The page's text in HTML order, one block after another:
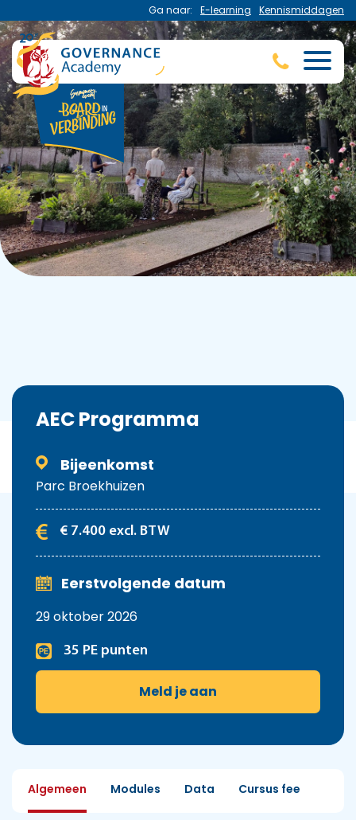
Ga naar: E-learning Kennismiddagen
AECProgramma
Bijeenkomst
Parc Broekhuizen
€ 7.400 excl. BTW
Eerstvolgende datum
29 oktober 2026
35 PE punten
Meld je aan
Algemeen Modules Data Cursus fee